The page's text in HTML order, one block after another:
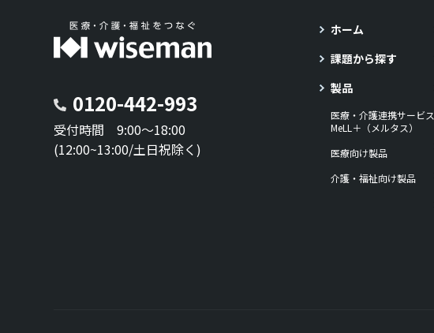
0120-442-993
受付時間 9:00～18:00
(12:00~13:00/土日祝除く)
ホーム
課題から探す
製品
医療・介護連携サービス
MeLL＋（メルタス）
医療向け製品
介護・福祉向け製品